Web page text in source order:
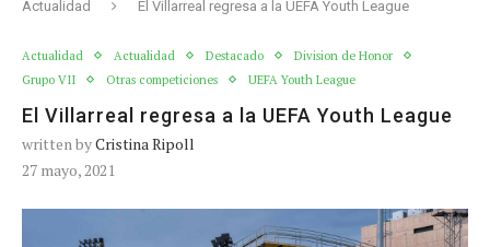
Actualidad
El Villarreal regresa a la UEFA Youth League
Actualidad Actualidad Destacado
Division de Honor
Grupo VII
Otras competiciones UEFA Youth League
El Villarreal regresa a la UEFA Youth League
written byCristina Ripoll
27 mayo, 2021